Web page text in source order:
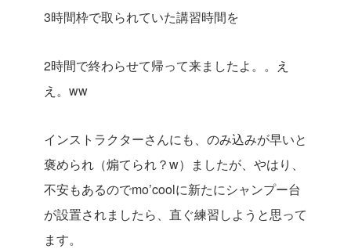
3時間枠で取られていた講習時間を
2時間で終わらせて帰って来ましたよ。。え
え。ww
インストラクターさんにも、のみ込みが早いと
褒められ（煽てられ？w）ましたが、やはり、
不安もあるのでmo’coolに新たにシャンプー台
が設置されましたら、直ぐ練習しようと思って
ます。